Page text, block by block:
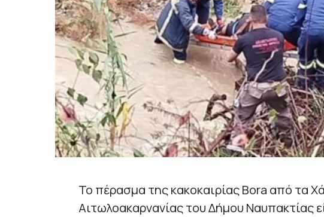
Το πέρασμα της κακοκαιρίας Bora από τα
Αιτωλοακαρνανίας του Δήμου Ναυπακτίας